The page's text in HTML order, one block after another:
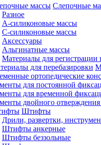
Слепочные
Разное
А-силиконовые массы
С-силиконовые массы
Аксессуары
Альгинатные массы
Материалы для регистрации
Штифты
Дрили, развертки,
Штифты анкерные
Штифты беззольные